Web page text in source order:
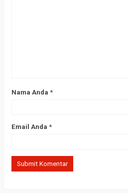
Nama Anda *
Email Anda *